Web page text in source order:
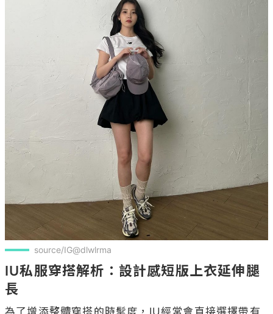
source/IG@dlwlrma
IU私服穿搭解析：設計感短版上衣延伸腿
為了增添整體穿搭的時髦度，IU經常會直接選擇帶有
獨特造型的單品，或是搭配高腰單品拉長腿長，可以
讓整身更加亮眼，另一方面則可以打造無腦快速穿
搭，套上身直接時尚度拉滿，尤其是短版設計更能穿